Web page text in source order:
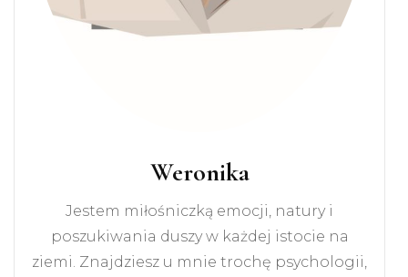
Weronika
Jestem miłośniczką emocji, natury i
poszukiwania duszy w każdej istocie na
ziemi. Znajdziesz u mnie trochę psychologii,